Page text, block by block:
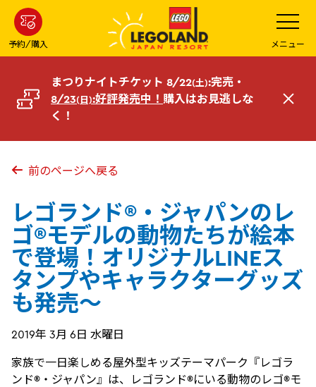
ン
コ
へ
予約/購入
メ
ニ
ュ
ー
を
開
メニュー
まつりナイトチケット 8/22(土):完売・
8/23(日):好評発売中！ 購入はお見逃しな
く！
閉
前のページへ戻る
レゴランド®・ジャパンのレ
ゴ®モデルの動物たちが絵本
で登場！オリジナルLINEス
タンプやキャラクターグッズ
も発売～
2019年 3月 6日 水曜日
家族で一日楽しめる屋外型キッズテーマパーク『レゴラ
ンド®・ジャパン』は、レゴランド®にいる動物のレゴ®モ